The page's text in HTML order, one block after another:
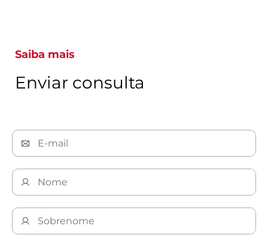
Saiba mais
Enviar consulta